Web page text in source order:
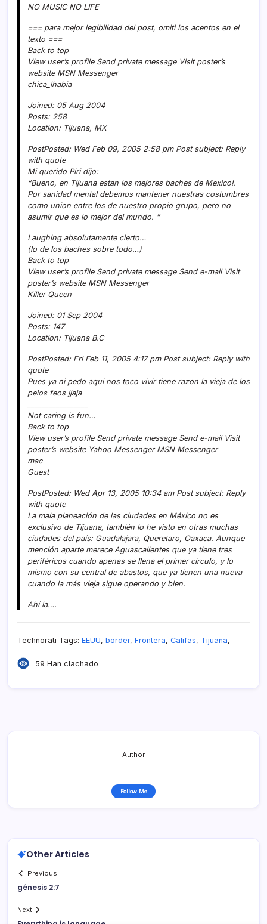
NO MUSIC NO LIFE
=== para mejor legibilidad del post, omiti los acentos en el
texto ===
Back to top
View user’s profile Send private message Visit poster’s
website MSN Messenger
chica_lhabia
Joined: 05 Aug 2004
Posts: 258
Location: Tijuana, MX
PostPosted: Wed Feb 09, 2005 2:58 pm Post subject: Reply
with quote
Mi querido Piri dijo:
“Bueno, en Tijuana estan los mejores baches de Mexico!.
Por sanidad mental debemos mantener nuestras costumbres
como union entre los de nuestro propio grupo, pero no
asumir que es lo mejor del mundo. ”
Laughing absolutamente cierto…
(lo de los baches sobre todo…)
Back to top
View user’s profile Send private message Send e-mail Visit
poster’s website MSN Messenger
Killer Queen
Joined: 01 Sep 2004
Posts: 147
Location: Tijuana B.C
PostPosted: Fri Feb 11, 2005 4:17 pm Post subject: Reply with
quote
Pues ya ni pedo aqui nos toco vivir tiene razon la vieja de los
pelos feos jjaja
Not caring is fun…
Back to top
View user’s profile Send private message Send e-mail Visit
poster’s website Yahoo Messenger MSN Messenger
mac
Guest
PostPosted: Wed Apr 13, 2005 10:34 am Post subject: Reply
with quote
La mala planeación de las ciudades en México no es
exclusivo de Tijuana, también lo he visto en otras muchas
ciudades del paí­s: Guadalajara, Queretaro, Oaxaca. Aunque
mención aparte merece Aguascalientes que ya tiene tres
periféricos cuando apenas se llena el primer circulo, y lo
mismo con su central de abastos, que ya tienen una nueva
cuando la más vieja sigue operando y bien.
Ahí­ la….
Technorati Tags: EEUU, border, Frontera, Califas, Tijuana,
59 Han clachado
Author
Follow Me
Other Articles
Previous
génesis 2:7
Next